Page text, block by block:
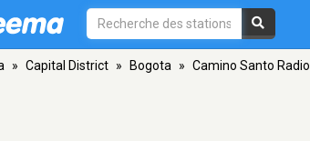
» Capital District » Bogota » Camino Santo Radio